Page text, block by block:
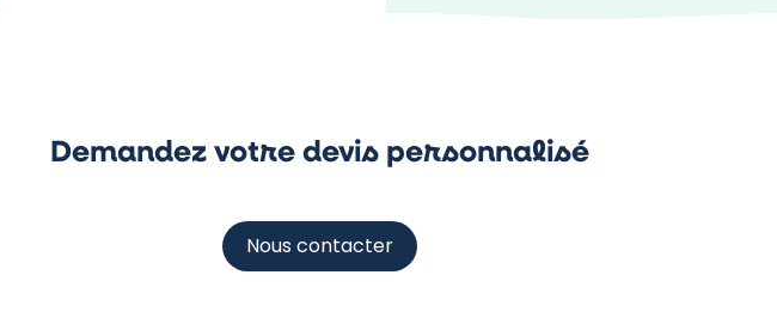
Demandez votre devis personnalisé
Nous contacter